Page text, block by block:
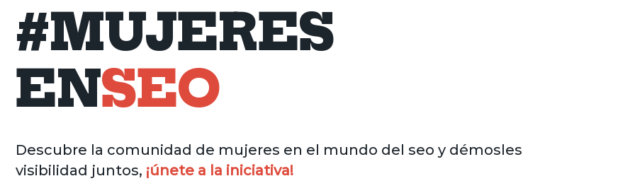
#MUJERES
ENSEO
Descubre la comunidad de mujeres en el mundo del seo y démosles
visibilidad juntos, ¡únete a la iniciativa!